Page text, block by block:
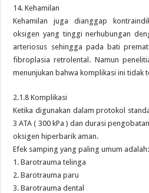
14. Kehamilan
Kehamilan juga dianggap
oksigen yang tinggi nerhubungan
arteriosus sehingga pada bati
fibroplasia retrolental. Namun
menunjukan bahwa komplikasi ini tidak
2.1.8 Komplikasi
Ketika digunakan dalam protokol
3 ATA ( 300 kPa ) dan durasi
oksigen hiperbarik aman.
Efek samping yang paling umum adalah:
1. Barotrauma telinga
2. Barotrauma paru
3. Barotrauma dental